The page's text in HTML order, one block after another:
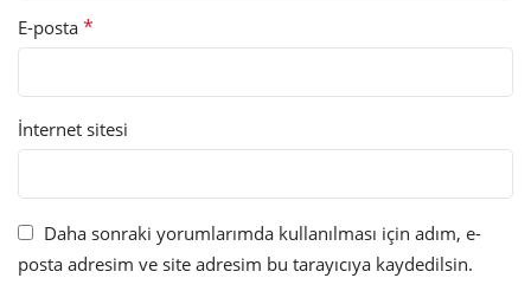
E-posta *
İnternet sitesi
Daha sonraki yorumlarımda kullanılması için adım, e-
posta adresim ve site adresim bu tarayıcıya kaydedilsin.